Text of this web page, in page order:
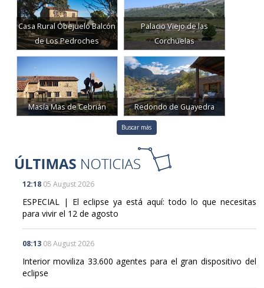
Casa Rural Obejuelo Balcón
de Los Pedroches
Palacio Viejo de las
Corchuelas
Masía Mas de Cebrián Redondo de Guayedra
Buscar más
12:18 05 August 2026
ESPECIAL | El eclipse ya está aquí: todo lo que necesitas
para vivir el 12 de agosto
08:13 08 August 2026
Interior moviliza 33.600 agentes para el gran dispositivo del
eclipse